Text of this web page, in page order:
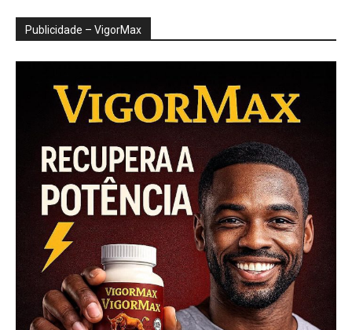
Publicidade – VigorMax